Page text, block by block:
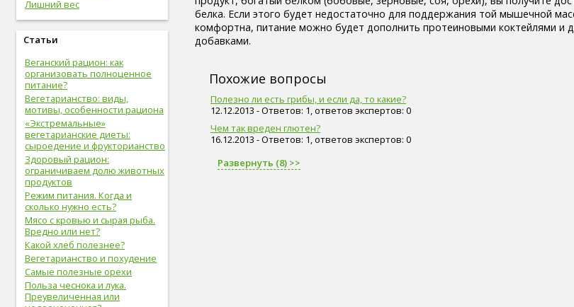
болезни сердца и сосудов (28)
упражнения (27)
сахар (26)
мышцы (24)
витамины (24)
позвоночник (24)
сон (24)
общий анализ крови (23)
болезни опорно-двигательной
системы, травмы (23)
опорно-двигательная
система (22)
пищеварительная система (22)
голова (22)
физическая форма (22)
сигареты (22)
дети (22)
вода (21)
женские болезни (20)
инфекционные болезни (20)
болезни органов дыхания (19)
дыхательная система (19)
Лишний вес
Статьи
Веганский рацион: как
организовать полноценное
питание?
Вегетарианство: виды,
мотивы, особенности рациона
«Экстремальные»
вегетарианские диеты:
сыроедение и фрукторианство
Здоровый рацион:
ограничиваем долю животных
продуктов
Режим питания. Когда и
сколько нужно есть?
Мясо с кровью и сырая рыба.
Вредно или нет?
Какой хлеб полезнее?
Вегетарианство и похудение
Самые полезные орехи
Польза чеснока и лука.
Преувеличенная или
белка. Если этого будет недостаточно для поддержания той мышечной
комфортна, питание можно будет дополнить протеиновыми коктейлями и
добавками.
Похожие вопросы
Полезно ли есть грибы, и если да, то какие?
12.12.2013 - Ответов: 1, ответов экспертов: 0
Чем так вреден глютен?
16.12.2013 - Ответов: 1, ответов экспертов: 0
Развернуть (8) >>